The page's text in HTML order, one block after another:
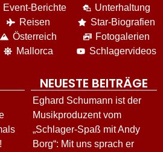
Event-Berichte
Reisen
Österreich
Mallorca
Unterhaltung
Star-Biografien
Fotogalerien
Schlagervideos
NEUESTE BEITRÄGE
Eghard Schumann ist der
Musikproduzent vom
„Schlager-Spaß mit Andy
Borg“: Mit uns sprach er